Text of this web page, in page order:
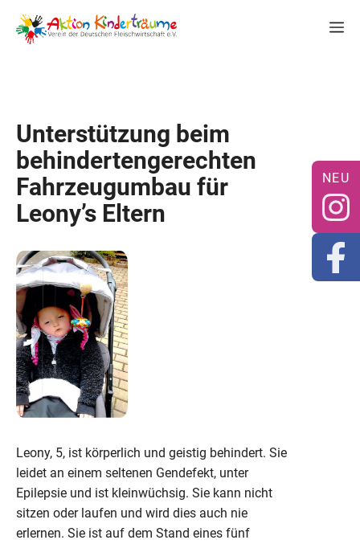
Inhalt
springen
Unterstützung beim
behindertengerechten
Fahrzeugumbau für
Leony’s Eltern
Leony, 5, ist körperlich und geistig behindert. Sie
leidet an einem seltenen Gendefekt, unter
Epilepsie und ist kleinwüchsig. Sie kann nicht
sitzen oder laufen und wird dies auch nie
erlernen. Sie ist auf dem Stand eines fünf